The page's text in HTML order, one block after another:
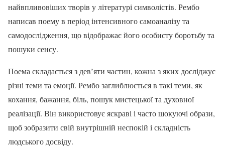
найвпливовіших творів у літературі символістів. Рембо
написав поему в період інтенсивного самоаналізу та
самодослідження, що відображає його особисту боротьбу та
пошуки сенсу.
Поема складається з дев’яти частин, кожна з яких досліджує
різні теми та емоції. Рембо заглиблюється в такі теми, як
кохання, бажання, біль, пошук мистецької та духовної
реалізації. Він використовує яскраві і часто шокуючі образи,
щоб зобразити свій внутрішній неспокій і складність
людського досвіду.